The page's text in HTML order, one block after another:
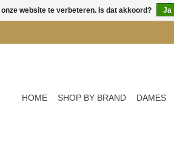
HOME SHOP BY BRAND DAMES
website te verbeteren. Is dat akkoord? Ja